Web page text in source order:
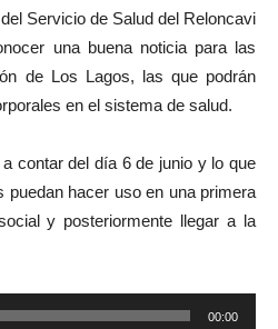
Servicio de Salud del Reloncavi
una buena noticia para las
de Los Lagos, las que podrán
en el sistema de salud.
contar del día 6 de junio y lo que
puedan hacer uso en una primera
y posteriormente llegar a la
00:00